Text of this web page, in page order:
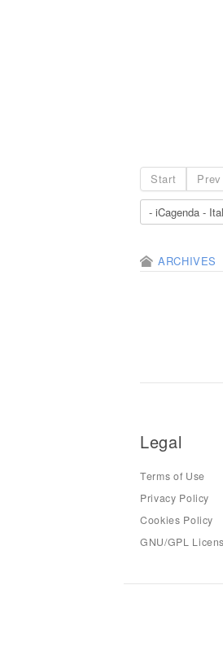
Start Prev
ARCHIVES
Legal
Terms of Use
Privacy Policy
Cookies Policy
GNU/GPL